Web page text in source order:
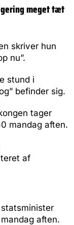
meget tæt
skriver hun
nu”.
stund i
befinder sig.
tager
mandag aften.
af
aften.